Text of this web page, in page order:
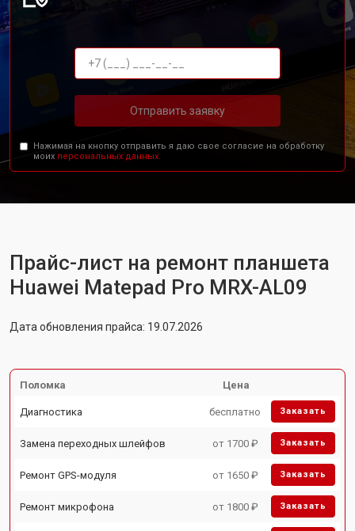
Отправить заявку
Нажимая на кнопку отправить я даю свое согласие на обработку
моих персональных данных.
Прайс-лист на ремонт планшета
Huawei Matepad Pro MRX-AL09
Дата обновления прайса: 19.07.2026
Поломка Цена
Диагностика бесплатно Заказать
Замена переходных шлейфов от 1700 ₽ Заказать
Ремонт GPS-модуля от 1650 ₽ Заказать
Ремонт микрофона от 1800 ₽ Заказать